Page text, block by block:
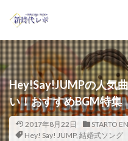
Hey!Say!JUMPの人気
い！おすすめBGM特集
2017年8月22日
STARTO
Hey! Say! JUMP, 結婚式ソング